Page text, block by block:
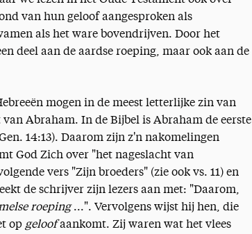
van hun geloof aangesproken als
als het ware bovendrijven. Door het
deel aan de aardse roeping, maar ook aan de
mogen in de meest letterlijke zin van
Abraham. In de Bijbel is Abraham de eerste
14:13). Daarom zijn z'n nakomelingen
God Zich over "het nageslacht van
vers "Zijn broeders" (zie ook vs. 11) en
de schrijver zijn lezers aan met: "Daarom,
roeping...". Vervolgens wijst hij hen, die
op geloofaankomt. Zij waren wat het vlees